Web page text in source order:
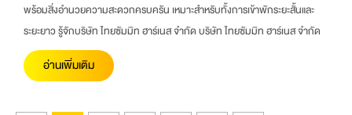
พร้อมสิ่งอำนวยความสะดวกครบครัน เหมาะสำหรับทั้งการเข้าพักระยะสั้นและ
ระยะยาว รู้จักบริษัท ไทยซัมมิท ฮาร์เนส จำกัด บริษัท ไทยซัมมิท ฮาร์เนส จำกัด
อ่านเพิ่มเติม